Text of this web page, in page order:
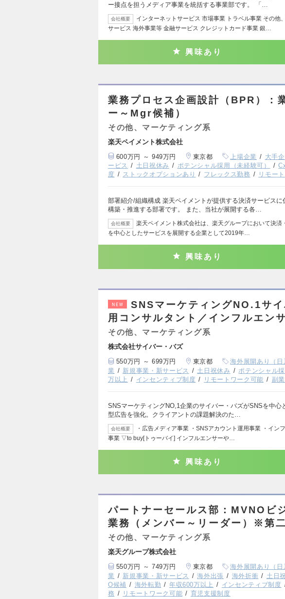
ー接点を担うメディア事業を統括する事業部です。 「…
会社概要
インターネットサービス 市場事業 トラベル事業 その他
サービス 海外事業等 金融サービス クレジットカード事業 銀…
興味あり
業務プロセス企画設計（BPR）：
ー～Mgr候補）
その他、マーケティング系
楽天ペイメント株式会社
600万円 ～ 949万円 東京都 上場企業 大手
ービス
土日祝休み ポテンシャル採用（未経験可）
度
ストックオプションあり フレックス勤務 リモー
部署紹介/組織構成 楽天ペイメントが提供する決済サービスに
構築・推進する部署です。 また、当社が展開する各…
会社概要
楽天ペイメント株式会社は、楽天グループにおいて決済
を中心としたサービスを展開する企業として2019年…
興味あり
NEW
SNSマーケティングNO.1サ
用コンサルタント／インフルエン
その他、マーケティング系
株式会社サイバー・バズ
550万円 ～ 699万円 東京都 海外展開あり（日
業
新規事業・新サービス 土日祝休み ポテンシャル
万以上
インセンティブ制度 リモートワーク可能 副
SNSマーケティングNO,1企業のサイバー・バズがSNSを中心
型広告を強化。クライアントの課題解決のた…
会社概要
・広告メディア事業 ・SNSアカウント運用事業 ・イン
事業 ▽to buy[トゥーバイ] インフルエンサーや…
興味あり
パートナーセールス部：MVNOビ
業務（メンバー～リーダー）※第
その他、マーケティング系
楽天グループ株式会社
550万円 ～ 749万円 東京都 海外展開あり（日
業
新規事業・新サービス 海外出張 海外折衝 土日
O候補
海外転勤 年収600万以上 インセンティブ制度
務
リモートワーク可能 育児支援制度